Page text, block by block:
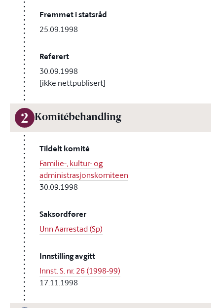
Fremmet i statsråd
25.09.1998
Referert
30.09.1998
[ikke nettpublisert]
2 Komitébehandling
Tildelt komité
Familie-, kultur- og
administrasjonskomiteen
30.09.1998
Saksordfører
Unn Aarrestad (Sp)
Innstilling avgitt
Innst. S. nr. 26 (1998-99)
17.11.1998